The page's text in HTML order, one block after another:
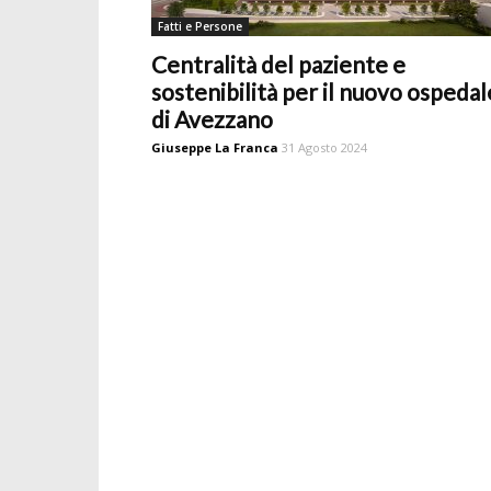
Fatti e Persone
Centralità del paziente e
sostenibilità per il nuovo
di Avezzano
Giuseppe La Franca 31 Agosto 2024